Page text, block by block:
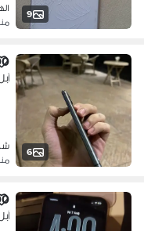
9
منذ 21
6
منذ 21